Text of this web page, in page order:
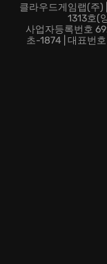
캐시 레인과 함께
하는 강렬한 여정
기는 당신의 마
클라우드게임랩(주)
1313호(
사업자등록번호
초-1874 | 대표번